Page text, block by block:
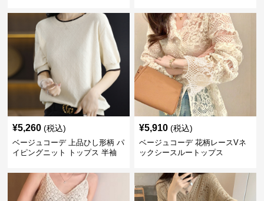
¥5,260 (税込)
ベージュコーデ 上品ひし形柄 パ
イピングニット トップス 半袖
¥5,910 (税込)
ベージュコーデ 花柄レースVネ
ックシースルートップス